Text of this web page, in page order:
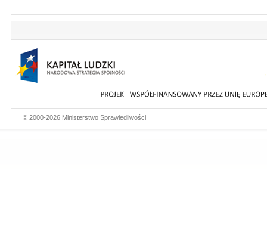
© 2000-2026 Ministerstwo Sprawiedliwości